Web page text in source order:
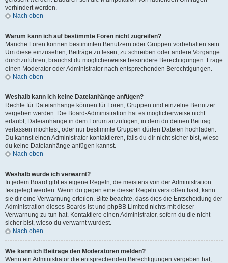
verhindert werden.
Nach oben
Warum kann ich auf bestimmte Foren nicht zugreifen?
Manche Foren können bestimmten Benutzern oder Gruppen vorbehalten sein.
Um diese einzusehen, Beiträge zu lesen, zu schreiben oder andere Vorgänge
durchzuführen, brauchst du möglicherweise besondere Berechtigungen. Frage
einen Moderator oder Administrator nach entsprechenden Berechtigungen.
Nach oben
Weshalb kann ich keine Dateianhänge anfügen?
Rechte für Dateianhänge können für Foren, Gruppen und einzelne Benutzer
vergeben werden. Die Board-Administration hat es möglicherweise nicht
erlaubt, Dateianhänge in dem Forum anzufügen, in dem du deinen Beitrag
verfassen möchtest, oder nur bestimmte Gruppen dürfen Dateien hochladen.
Du kannst einen Administrator kontaktieren, falls du dir nicht sicher bist, wieso
du keine Dateianhänge anfügen kannst.
Nach oben
Weshalb wurde ich verwarnt?
In jedem Board gibt es eigene Regeln, die meistens von der Administration
festgelegt werden. Wenn du gegen eine dieser Regeln verstoßen hast, kann
sie dir eine Verwarnung erteilen. Bitte beachte, dass dies die Entscheidung der
Administration dieses Boards ist und phpBB Limited nichts mit dieser
Verwarnung zu tun hat. Kontaktiere einen Administrator, sofern du die nicht
sicher bist, wieso du verwarnt wurdest.
Nach oben
Wie kann ich Beiträge den Moderatoren melden?
Wenn ein Administrator die entsprechenden Berechtigungen vergeben hat,